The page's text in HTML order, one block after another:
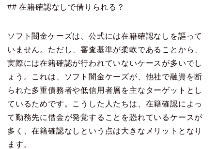
## 在籍確認なしで借りられる？
ソフト闇金ケーズは、公式には在籍確認なしを謳って
いません。ただし、審査基準が柔軟であることから、
実際には在籍確認が行われていないケースが多いでし
ょう。これは、ソフト闇金ケーズが、他社で融資を断
られた多重債務者や低信用者層を主なターゲットとし
ているためです。こうした人たちは、在籍確認によっ
て勤務先に借金が発覚することを恐れているケースが
多く、在籍確認なしという点は大きなメリットとなり
ます。